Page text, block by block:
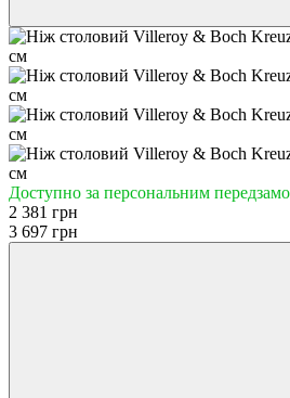
Доступно за персональним
2 381 грн
3 697 грн